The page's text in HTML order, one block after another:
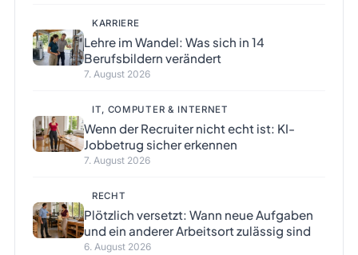
KARRIERE
Lehre im Wandel: Was sich in 14
Berufsbildern verändert
7. August 2026
IT, COMPUTER & INTERNET
Wenn der Recruiter nicht echt ist: KI-
Jobbetrug sicher erkennen
7. August 2026
RECHT
Plötzlich versetzt: Wann neue Aufgaben
und ein anderer Arbeitsort zulässig sind
6. August 2026